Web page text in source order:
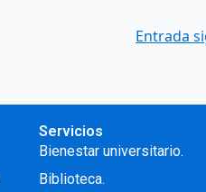
Entrada
Servicios
Bienestar universitario.
Biblioteca.